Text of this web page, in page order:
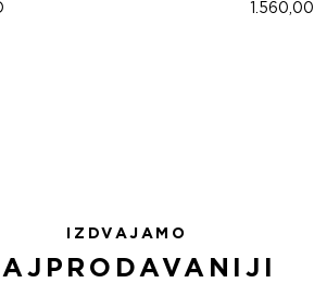
1.560,00
IZDVAJAMO